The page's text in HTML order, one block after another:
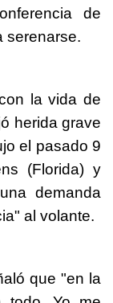
de
serenarse.
la vida de
herida grave
el pasado 9
(Florida) y
demanda
al volante.
que "en la